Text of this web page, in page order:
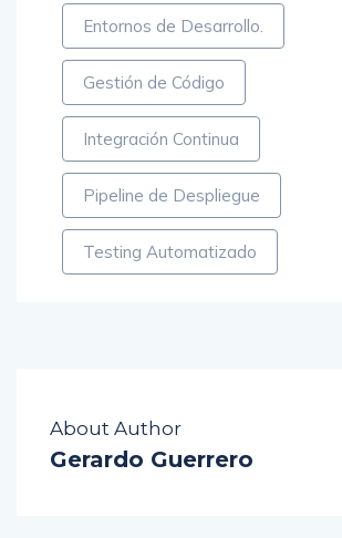
Entornos de Desarrollo.
Gestión de Código
Integración Continua
Pipeline de Despliegue
Testing Automatizado
About Author
Gerardo Guerrero